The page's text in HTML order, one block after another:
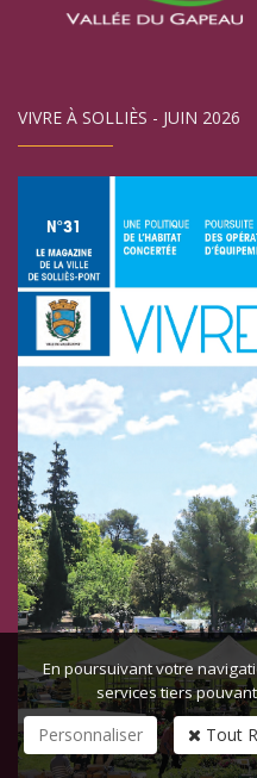
VIVRE À SOLLIÈS - JUIN 2026
En poursuivant votre
services tiers
Personnaliser Tout